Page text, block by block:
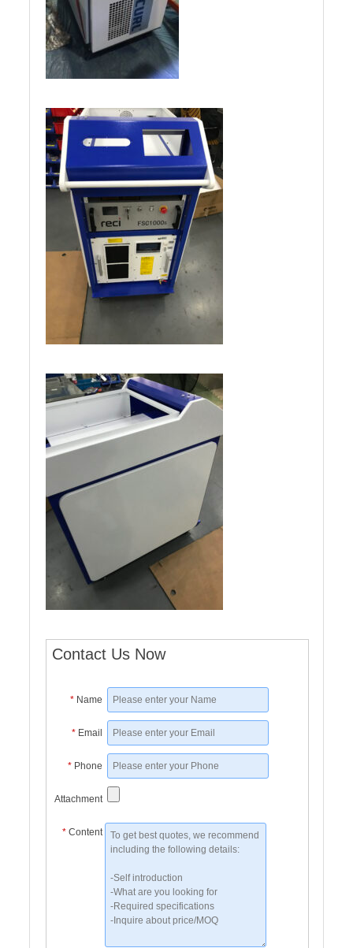
Contact Us Now
* Name
* Email
* Phone
Attachment
* Content